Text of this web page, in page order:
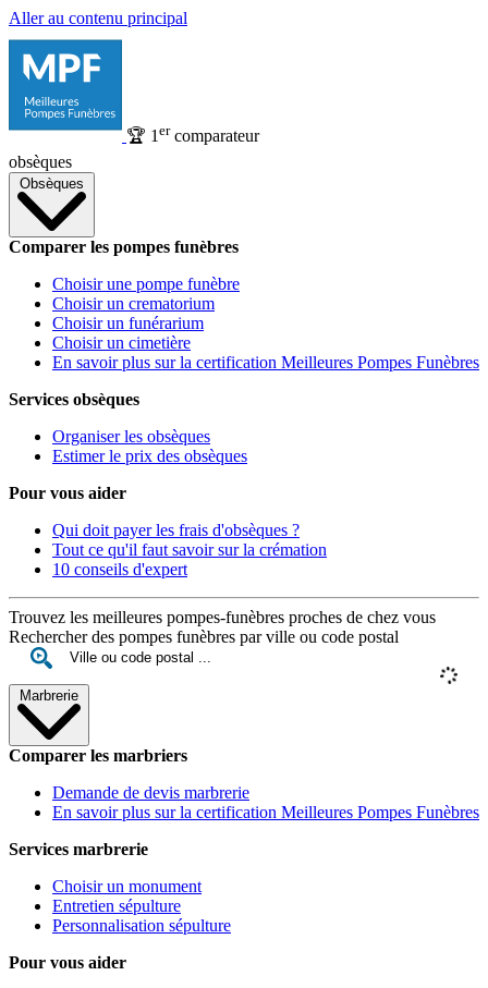
Aller au contenu principal
🏆 1 ercomparateur
obsèques
Obsèques
Comparer les pompes funèbres
Choisir une pompe funèbre
Choisir un crematorium
Choisir un funérarium
Choisir un cimetière
En savoir plus sur la certification Meilleures Pompes Funèbres
Services obsèques
Organiser les obsèques
Estimer le prix des obsèques
Pour vous aider
Qui doit payer les frais d'obsèques ?
Tout ce qu'il faut savoir sur la crémation
10 conseils d'expert
Trouvez les meilleures pompes-funèbres proches de chez vous
Rechercher des pompes funèbres par ville ou code postal
Marbrerie
Comparer les marbriers
Demande de devis marbrerie
En savoir plus sur la certification Meilleures Pompes Funèbres
Services marbrerie
Choisir un monument
Entretien sépulture
Personnalisation sépulture
Pour vous aider